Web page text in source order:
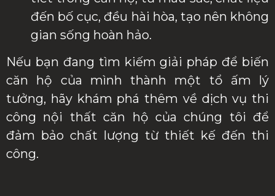
đến bố cục, đều hài hòa, tạo nên không
gian sống hoàn hảo.
Nếu bạn đang tìm kiếm giải pháp để biến
căn hộ của mình thành một tổ ấm lý
tưởng, hãy khám phá thêm về dịch vụ thi
công nội thất căn hộ của chúng tôi để
đảm bảo chất lượng từ thiết kế đến thi
công.